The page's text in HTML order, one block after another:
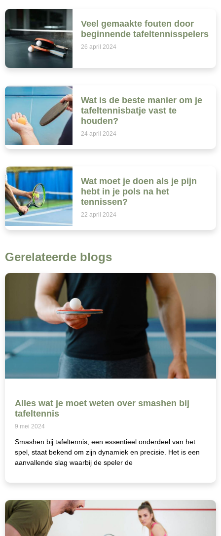
Veel gemaakte fouten door
beginnende tafeltennisspelers
26 april 2024
Wat is de beste manier om je
tafeltennisbatje vast te
houden?
24 april 2024
Wat moet je doen als je pijn
hebt in je pols na het
tennissen?
22 april 2024
Gerelateerde blogs
Alles wat je moet weten over smashen bij
tafeltennis
9 mei 2024
Smashen bij tafeltennis, een essentieel onderdeel van het
spel, staat bekend om zijn dynamiek en precisie. Het is een
aanvallende slag waarbij de speler de